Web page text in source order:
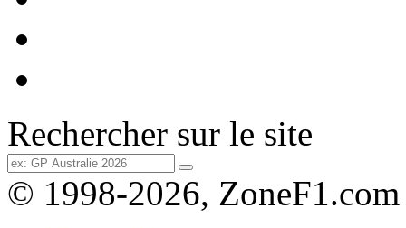
Rechercher sur le site
© 1998-2026, ZoneF1.com